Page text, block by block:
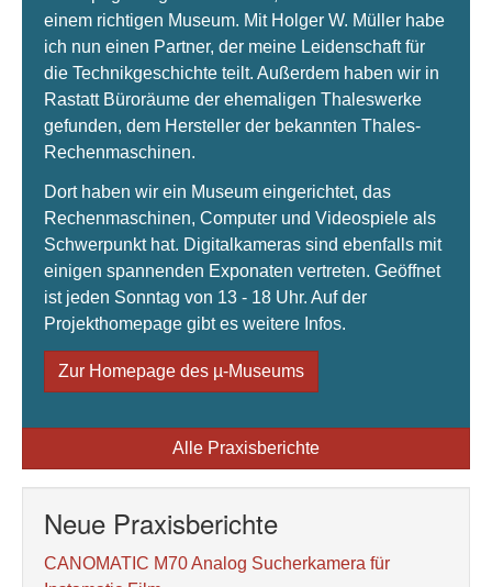
einem richtigen Museum. Mit Holger W. Müller habe
ich nun einen Partner, der meine Leidenschaft für
die Technikgeschichte teilt. Außerdem haben wir in
Rastatt Büroräume der ehemaligen Thaleswerke
gefunden, dem Hersteller der bekannten Thales-
Rechenmaschinen.
Dort haben wir ein Museum eingerichtet, das
Rechenmaschinen, Computer und Videospiele als
Schwerpunkt hat. Digitalkameras sind ebenfalls mit
einigen spannenden Exponaten vertreten. Geöffnet
ist jeden Sonntag von 13 - 18 Uhr. Auf der
Projekthomepage gibt es weitere Infos.
Zur Homepage des µ-Museums
Alle Praxisberichte
Neue Praxisberichte
CANOMATIC M70 Analog Sucherkamera für